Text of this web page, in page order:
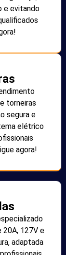
e evitando
torneiras
segura e
elétrico
agora!
20A, 127V e
adaptada